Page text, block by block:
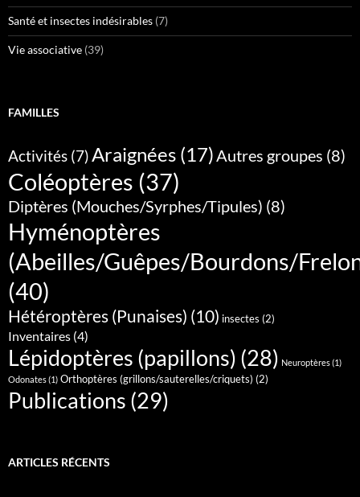
Santé et insectes indésirables (7)
Vie associative (39)
FAMILLES
Activités (7)Araignées (17)Autres groupes (8)
Coléoptères (37)
Diptères (Mouches/Syrphes/Tipules) (8)
Hyménoptères
(Abeilles/Guêpes/Bourdons/
(40)
Hétéroptères (Punaises) (10) insectes (2)
Inventaires (4)
Lépidoptères (papillons) (28) Neuroptères(1)
Odonates(1) Orthoptères (grillons/sauterelles/criquets) (2)
Publications (29)
ARTICLES RÉCENTS